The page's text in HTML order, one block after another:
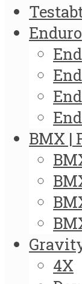
Enduro
BMX |
4X